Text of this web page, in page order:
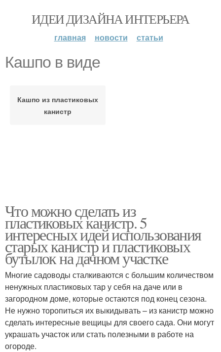
ИДЕИ ДИЗАЙНА ИНТЕРЬЕРА
главная новости статьи
Кашпо в виде
Кашпо из пластиковых
канистр
Что можно сделать из
пластиковых канистр. 5
интересных идей использования
старых канистр и пластиковых
бутылок на дачном участке
Многие садоводы сталкиваются с большим количеством
ненужных пластиковых тар у себя на даче или в
загородном доме, которые остаются под конец сезона.
Не нужно торопиться их выкидывать – из канистр можно
сделать интересные вещицы для своего сада. Они могут
украшать участок или стать полезными в работе на
огороде.